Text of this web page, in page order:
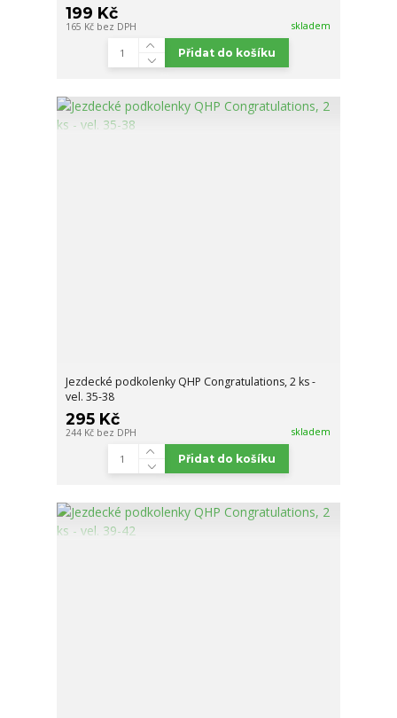
199 Kč
165 Kč bez DPH skladem
Přidat do košíku
Jezdecké podkolenky QHP Congratulations, 2 ks -
vel. 35-38
295 Kč
244 Kč bez DPH skladem
Přidat do košíku